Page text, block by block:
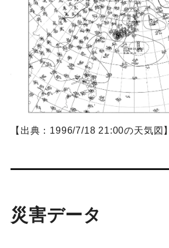
【出典：1996/7/18 21:00の天気図】
災害データ